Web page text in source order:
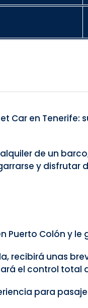
Car en
de un
y disfrutar
Puerto Colón y
recibirá unas
el control total
para